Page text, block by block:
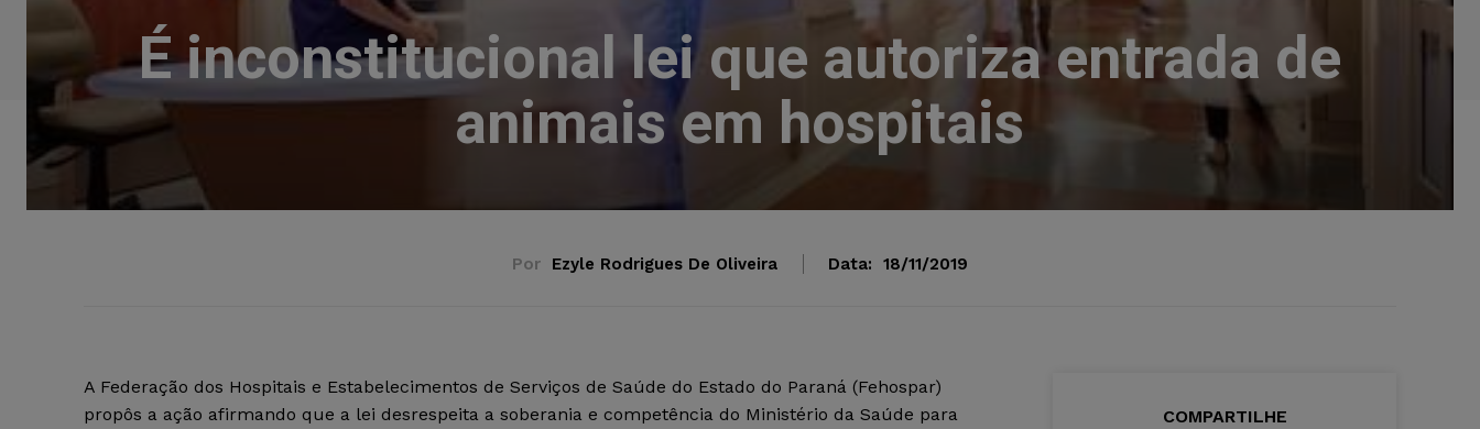
É inconstitucional lei que autoriza entrada de
animais em hospitais
Por Ezyle Rodrigues De Oliveira Data: 18/11/2019
A Federação dos Hospitais e Estabelecimentos de Serviços de Saúde do Estado do Paraná (Fehospar)
propôs a ação afirmando que a lei desrespeita a soberania e competência do Ministério da Saúde para
COMPARTILHE